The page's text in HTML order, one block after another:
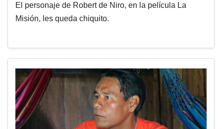
El personaje de Robert de Niro, en la película La
Misión, les queda chiquito.